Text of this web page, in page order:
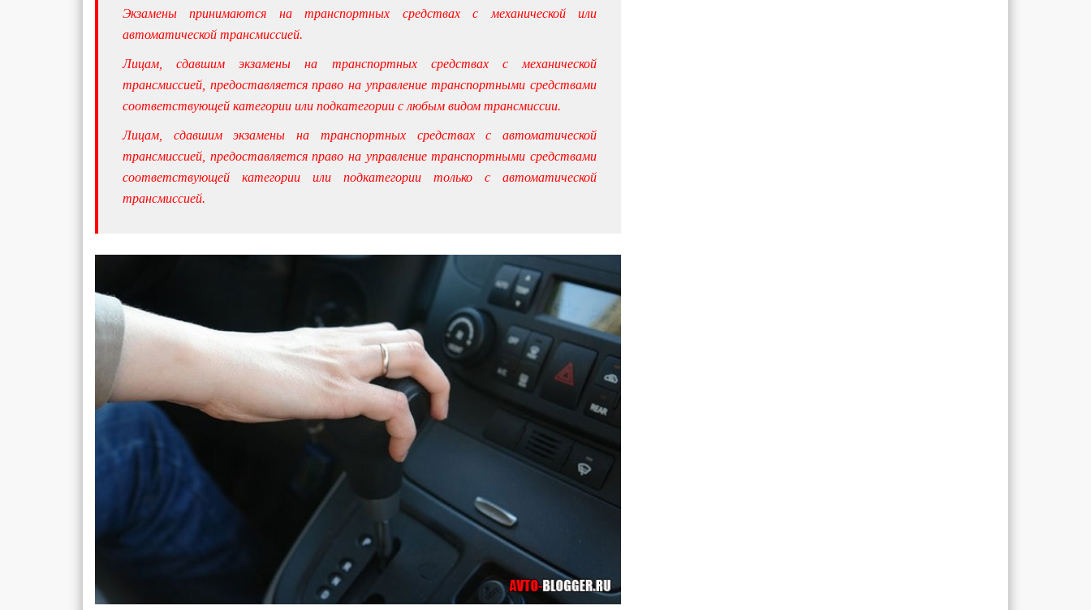
Экзамены принимаются на транспортных средствах с механической или
автоматической трансмиссией.
Лицам, сдавшим экзамены на транспортных средствах с механической
трансмиссией, предоставляется право на управление транспортными средствами
соответствующей категории или подкатегории с любым видом трансмиссии.
Лицам, сдавшим экзамены на транспортных средствах с автоматической
трансмиссией, предоставляется право на управление транспортными средствами
соответствующей категории или подкатегории только с автоматической
трансмиссией.